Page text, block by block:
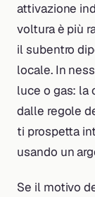
attivazione
voltura è più
il subentro
locale. In
luce o gas: la
dalle regole
ti prospetta
usando un
Se il motivo